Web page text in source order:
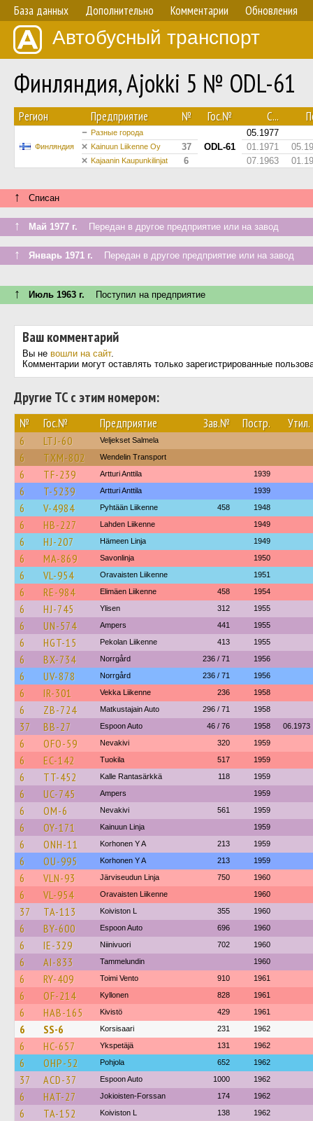
База данных Дополнительно Комментарии Обновления
Автобусный транспорт
Финляндия, Ajokki 5 № ODL-61
Регион Предприятие № Гос.№ С...
Финляндия
Разные города
ODL-61
05.1977
Kainuun Liikenne Oy 37 01.1971
Kajaanin Kaupunkilinjat 6 07.1963
↑ Списан
↑ Май 1977 г. Передан в другое предприятие или на завод
↑ Январь 1971 г. Передан в другое предприятие или на завод
↑ Июль 1963 г. Поступил на предприятие
Ваш комментарий
Вы не вошли на сайт.
Комментарии могут оставлять только зарегистрированные
Другие ТС с этим номером:
№ Гос.№ Предприятие Зав.№ Постр. Утил.
6 LTJ-60 Veljekset Salmela
6 TXM-802 Wendelin Transport
6 TF-239 Artturi Anttila 1939
6 T-5239 Artturi Anttila 1939
6 V-4984 Pyhtään Liikenne 458 1948
6 HB-227 Lahden Liikenne 1949
6 HJ-207 Hämeen Linja 1949
6 MA-869 Savonlinja 1950
6 VL-954 Oravaisten Liikenne 1951
6 RE-984 Elimäen Liikenne 458 1954
6 HJ-745 Ylisen 312 1955
6 UN-574 Ampers 441 1955
6 HGT-15 Pekolan Liikenne 413 1955
6 BX-734 Norrgård 236 / 71 1956
6 UV-878 Norrgård 236 / 71 1956
6 IR-301 Vekka Liikenne 236 1958
6 ZB-724 Matkustajain Auto 296 / 71 1958
37 BB-27 Espoon Auto 46 / 76 1958 06.1973
6 OFO-59 Nevakivi 320 1959
6 EC-142 Tuokila 517 1959
6 TT-452 Kalle Rantasärkkä 118 1959
6 UC-745 Ampers 1959
6 OM-6 Nevakivi 561 1959
6 OY-171 Kainuun Linja 1959
6 ONH-11 Korhonen Y A 213 1959
6 OU-995 Korhonen Y A 213 1959
6 VLN-93 Järviseudun Linja 750 1960
6 VL-954 Oravaisten Liikenne 1960
37 TA-113 Koiviston L 355 1960
6 BY-600 Espoon Auto 696 1960
6 IE-329 Niinivuori 702 1960
6 AI-833 Tammelundin 1960
6 RY-409 Toimi Vento 910 1961
6 OF-214 Kyllonen 828 1961
6 HAB-165 Kivistö 429 1961
6 SS-6 Korsisaari 231 1962
6 HC-657 Ykspetäjä 131 1962
6 OHP-52 Pohjola 652 1962
37 ACD-37 Espoon Auto 1000 1962
6 HAT-27 Jokioisten-Forssan 174 1962
6 TA-152 Koiviston L 138 1962